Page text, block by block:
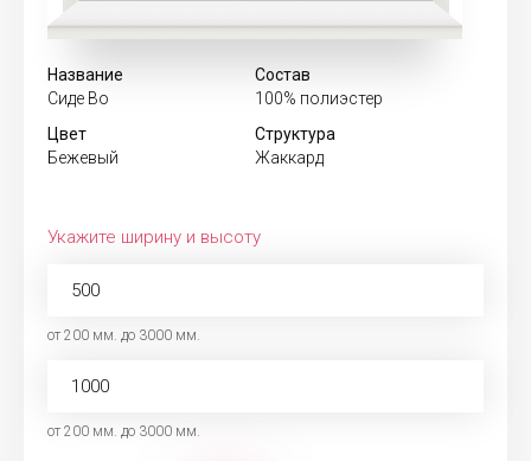
Название
Сиде Во
Состав
100% полиэстер
Цвет
Бежевый
Структура
Жаккард
Укажите ширину и высоту
от 200 мм. до 3000 мм.
от 200 мм. до 3000 мм.